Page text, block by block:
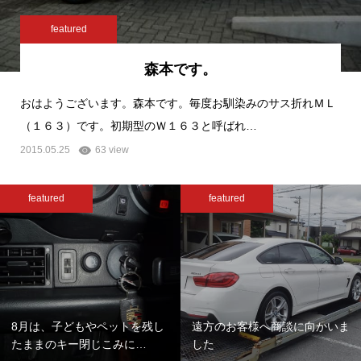
featured
森本です。
おはようございます。森本です。毎度お馴染みのサス折れＭＬ
（１６３）です。初期型のＷ１６３と呼ばれ…
2015.05.25 63 view
featured
8月は、子どもやペットを残し
たままのキー閉じこみに…
featured
遠方のお客様へ商談に向かいま
した